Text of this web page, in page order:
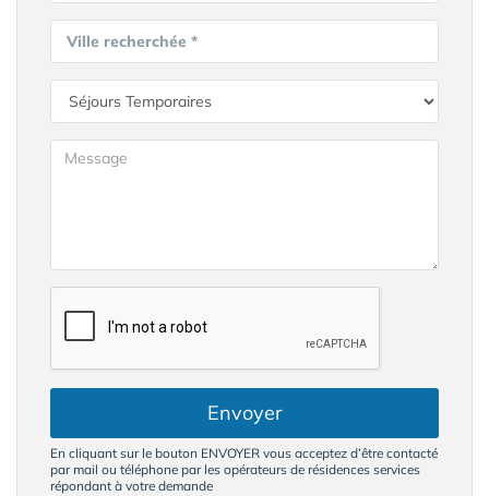
Ville recherchée *
Envoyer
En cliquant sur le bouton ENVOYER vous acceptez d’être contacté
par mail ou téléphone par les opérateurs de résidences services
répondant à votre demande